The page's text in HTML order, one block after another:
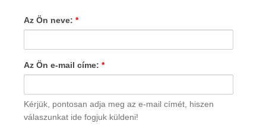
Az Ön neve: *
Az Ön e-mail címe: *
Kérjük, pontosan adja meg az e-mail címét, hiszen
válaszunkat ide fogjuk küldeni!